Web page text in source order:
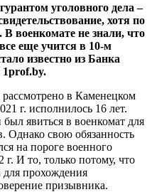
уголовного дела –
хотя по
В военкомате не знали, что
еще учится в 10-м
известно из Банка
1prof.by.
в Каменецком
г. исполнилось 16 лет.
явиться в военкомат для
Однако свою обязанность
на пороге военного
г. И то, только потому, что
для прохождения
призывника.